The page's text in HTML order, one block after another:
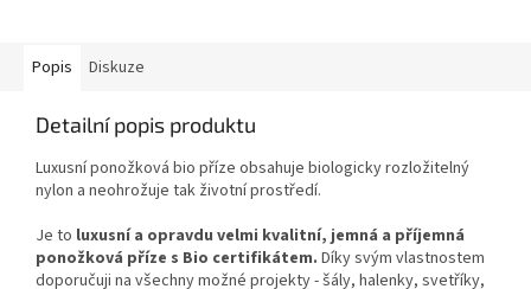
Popis Diskuze
Detailní popis produktu
Luxusní ponožková bio příze obsahuje biologicky rozložitelný
nylon a neohrožuje tak životní prostředí.
Je to luxusní a opravdu velmi kvalitní, jemná a příjemná
ponožková příze s Bio certifikátem. Díky svým vlastnostem
doporučuji na všechny možné projekty - šály, halenky, svetříky,